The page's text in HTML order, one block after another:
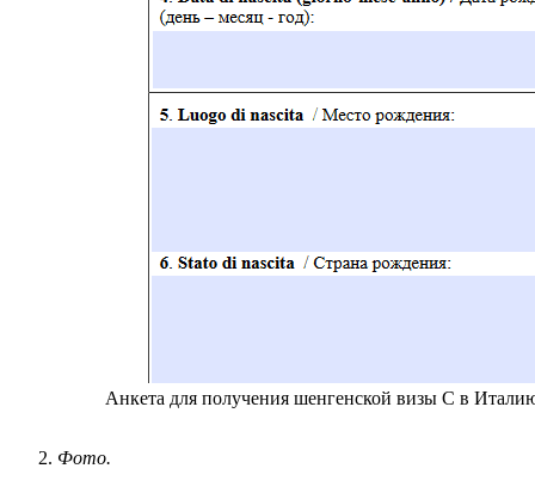
Анкета для получения шенгенской визы C в
Фото.